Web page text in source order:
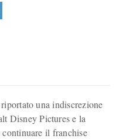
una indiscrezione
Disney Pictures e la
il franchise